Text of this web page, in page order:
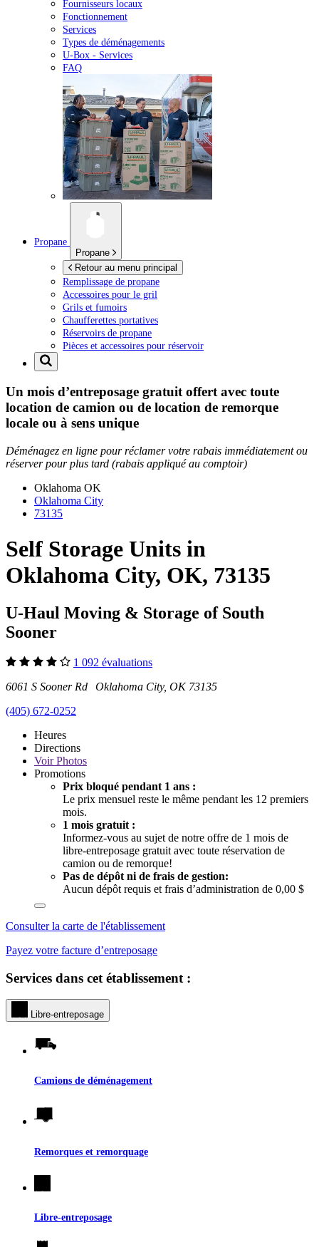
Fournisseurs locaux
Fonctionnement
Services
Types de déménagements
U-Box - Services
FAQ
Propane
Propane
Retour au menu principal
Remplissage de propane
Accessoires pour le gril
Grils et fumoirs
Chaufferettes portatives
Réservoirs de propane
Pièces et accessoires pour réservoir
Un mois d’entreposage gratuit offert avec toute
location de camion ou de location de remorque
locale ou à sens unique
Déménagez en ligne pour réclamer votre rabais immédiatement ou
réserver pour plus tard (rabais appliqué au comptoir)
Oklahoma OK
Oklahoma City
73135
Self Storage Units in
Oklahoma City, OK, 73135
U-Haul Moving & Storage of South
Sooner
1 092 évaluations
6061 S Sooner Rd Oklahoma City, OK 73135
(405) 672-0252
Heures
Directions
VoirPhotos
Promotions
Prix bloqué pendant 1 ans :
Le prix mensuel reste le même pendant les 12 premiers
mois.
1 mois gratuit :
Informez-vous au sujet de notre offre de 1 mois de
libre-entreposage gratuit avec toute réservation de
camion ou de remorque!
Pas de dépôt ni de frais de gestion:
Aucun dépôt requis et frais d’administration de 0,00 $
Consulter la carte de l'établissement
Payez votre facture d’entreposage
Services dans cet établissement :
Libre-entreposage
Camions de déménagement
Remorques et remorquage
Libre-entreposage